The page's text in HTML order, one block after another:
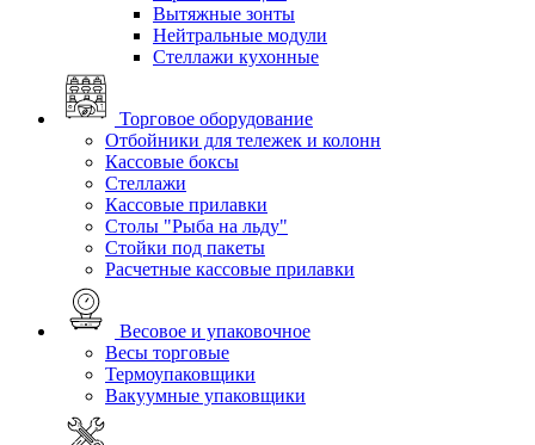
Вытяжные зонты
Нейтральные модули
Стеллажи кухонные
Торговое оборудование
Отбойники для тележек и колонн
Кассовые боксы
Стеллажи
Кассовые прилавки
Столы "Рыба на льду"
Стойки под пакеты
Расчетные кассовые прилавки
Весовое и упаковочное
Весы торговые
Термоупаковщики
Вакуумные упаковщики